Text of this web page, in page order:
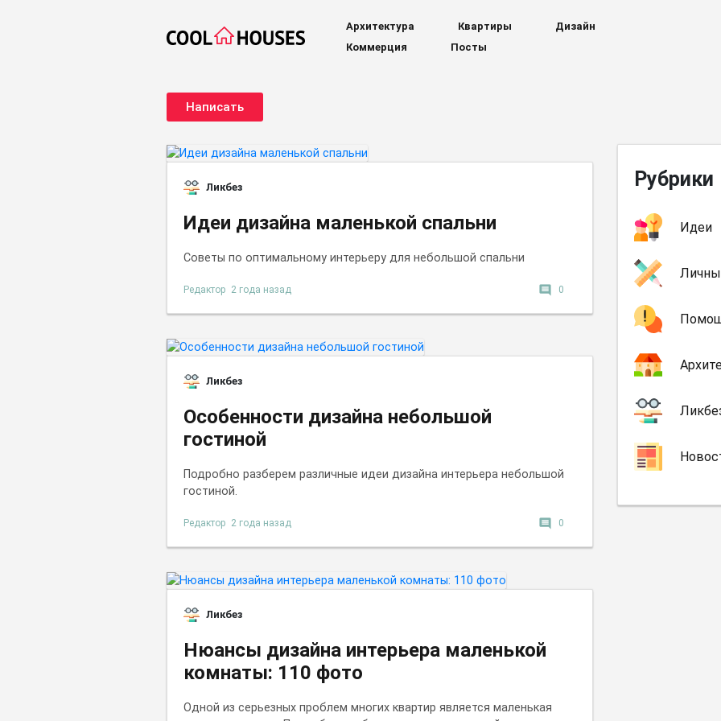
Архитектура Квартиры
Дизайн
Коммерция
Посты
Написать
Ликбез
Идеи дизайна маленькой спальни
Советы по оптимальному интерьеру для небольшой спальни
Редактор 2 года назад comment 0
Ликбез
Особенности дизайна небольшой
гостиной
Подробно разберем различные идеи дизайна интерьера небольшой
гостиной.
Редактор 2 года назад comment 0
Ликбез
Нюансы дизайна интерьера маленькой
комнаты: 110 фото
Одной из серьезных проблем многих квартир является маленькая
Рубрики
Идеи